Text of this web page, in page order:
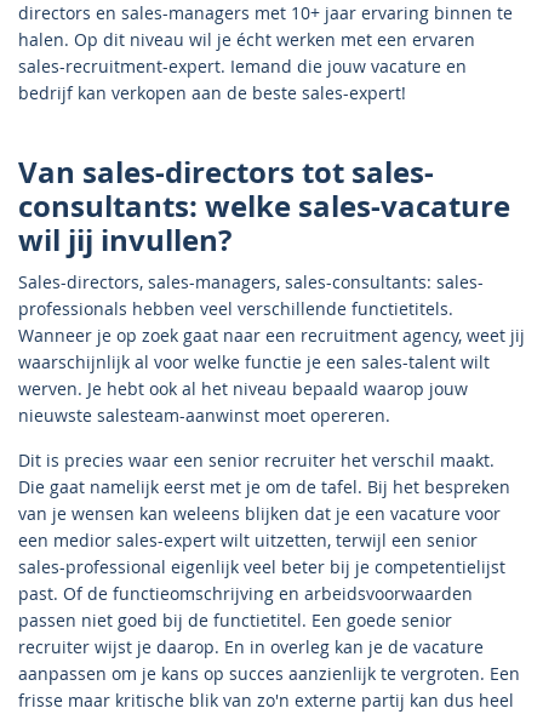
directors en sales-managers met 10+ jaar ervaring binnen te
halen. Op dit niveau wil je écht werken met een ervaren
sales-recruitment-expert. Iemand die jouw vacature en
bedrijf kan verkopen aan de beste sales-expert!
Van sales-directors tot sales-
consultants: welke sales-vacature
wil jij invullen?
Sales-directors, sales-managers, sales-consultants: sales-
professionals hebben veel verschillende functietitels.
Wanneer je op zoek gaat naar een recruitment agency, weet jij
waarschijnlijk al voor welke functie je een sales-talent wilt
werven. Je hebt ook al het niveau bepaald waarop jouw
nieuwste salesteam-aanwinst moet opereren.
Dit is precies waar een senior recruiter het verschil maakt.
Die gaat namelijk eerst met je om de tafel. Bij het bespreken
van je wensen kan weleens blijken dat je een vacature voor
een medior sales-expert wilt uitzetten, terwijl een senior
sales-professional eigenlijk veel beter bij je competentielijst
past. Of de functieomschrijving en arbeidsvoorwaarden
passen niet goed bij de functietitel. Een goede senior
recruiter wijst je daarop. En in overleg kan je de vacature
aanpassen om je kans op succes aanzienlijk te vergroten. Een
frisse maar kritische blik van zo'n externe partij kan dus heel